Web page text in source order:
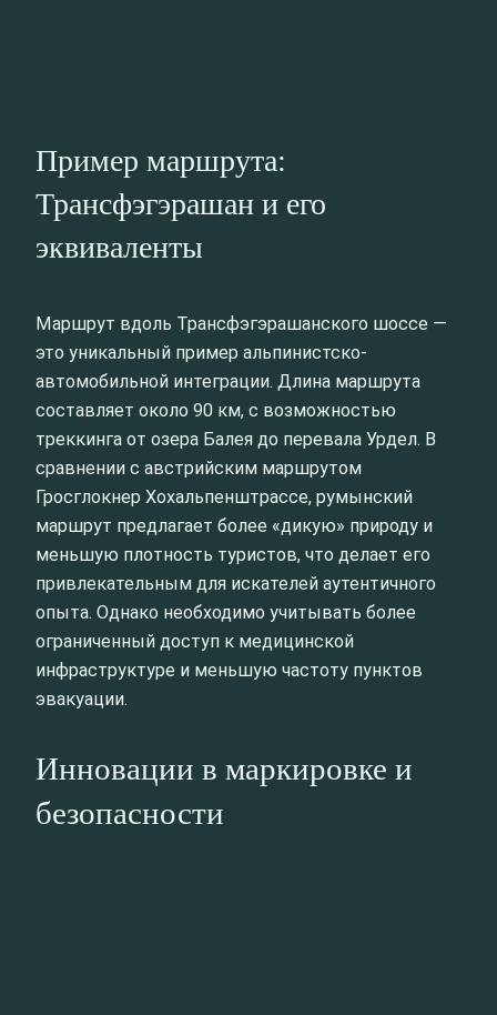
Пример маршрута:
Трансфэгэрашан и его
эквиваленты
Маршрут вдоль Трансфэгэрашанского шоссе —
это уникальный пример альпинистско-
автомобильной интеграции. Длина маршрута
составляет около 90 км, с возможностью
треккинга от озера Балея до перевала Урдел. В
сравнении с австрийским маршрутом
Гросглокнер Хохальпенштрассе, румынский
маршрут предлагает более «дикую» природу и
меньшую плотность туристов, что делает его
привлекательным для искателей аутентичного
опыта. Однако необходимо учитывать более
ограниченный доступ к медицинской
инфраструктуре и меньшую частоту пунктов
эвакуации.
Инновации в маркировке и
безопасности